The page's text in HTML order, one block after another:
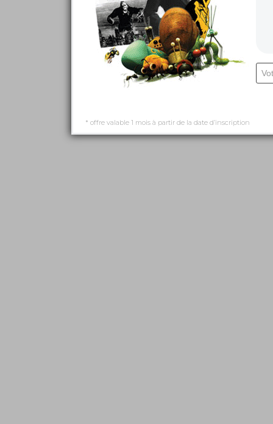
* offre valable 1 mois à partir de la date d’inscription